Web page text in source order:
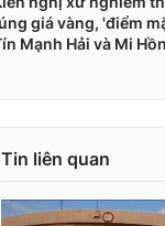
Tin liên quan